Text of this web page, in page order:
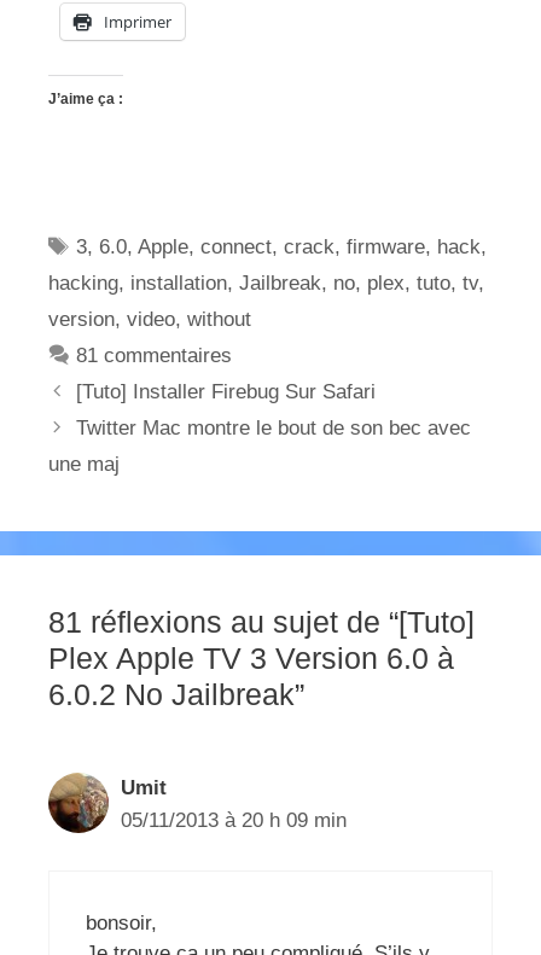
Imprimer
J’aime ça :
Étiquettes
3, 6.0,Apple,connect,crack,firmware, hack,
hacking, installation, Jailbreak, no, plex, tuto, tv,
version, video, without
81 commentaires
[Tuto] Installer Firebug Sur Safari
Twitter Mac montre le bout de son bec avec
une maj
81 réflexions au sujet de “[Tuto]
Plex Apple TV 3 Version 6.0 à
6.0.2 No Jailbreak”
Umit
05/11/2013 à 20 h 09 min
bonsoir,